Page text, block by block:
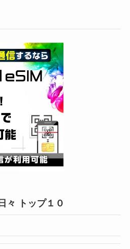
々 トップ１０